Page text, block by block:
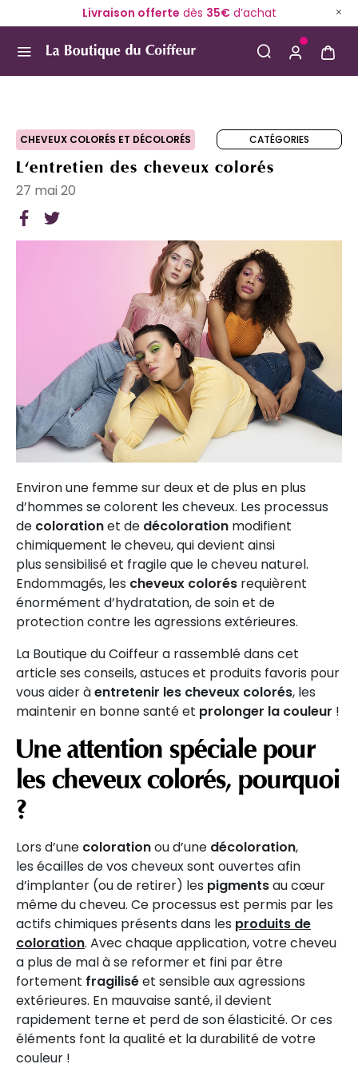
Livraison offerte dès 35€d’achat
CATÉGORIES
CHEVEUX COLORÉS ET DÉCOLORÉS
L'entretien des cheveux colorés
27 mai 20
Environ une femme sur deux et de plus en plus
d’hommes se colorent les cheveux. Les processus
de colorationet de décoloration modifient
chimiquement le cheveu, qui devient ainsi
plus sensibilisé et fragile que le cheveu naturel.
Endommagés, les cheveux colorés requièrent
énormément d’hydratation, de soin et de
protection contre les agressions extérieures.
La Boutique du Coiffeur a rassemblé dans cet
article ses conseils, astuces et produits favoris pour
vous aider àentretenir les cheveux colorés, les
maintenir en bonne santé et prolonger la couleur !
Une attention spéciale pour
les cheveux colorés, pourquoi
?
Lors d’une colorationou d’une décoloration,
les écailles de vos cheveux sont ouvertes afin
d’implanter (ou de retirer) les pigmentsau cœur
même du cheveu. Ce processus est permis par les
actifs chimiques présents dans les produits de
coloration. Avec chaque application, votre cheveu
a plus de mal à se reformer et fini par être
fortement fragiliséet sensible aux agressions
extérieures. En mauvaise santé, il devient
rapidement terne et perd de son élasticité. Or ces
éléments font la qualité et la durabilité de votre
couleur !